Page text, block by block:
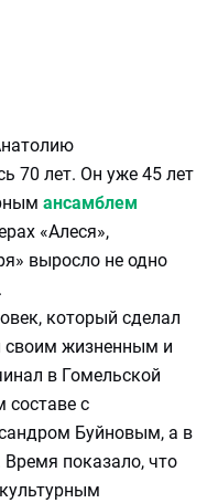
70 лет. Он уже 45 лет
ансамблем
«Алеся»,
выросло не одно
который сделал
своим жизненным и
в Гомельской
с
Буйновым, а в
показало, что